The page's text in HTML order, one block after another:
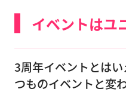
イベントはユ
3周年イベントとは
つものイベントと変